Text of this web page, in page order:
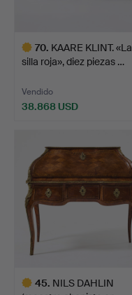
70. KAARE KLINT. «La
silla roja», diez piezas …
Vendido
38.868 USD
45. NILS DAHLIN